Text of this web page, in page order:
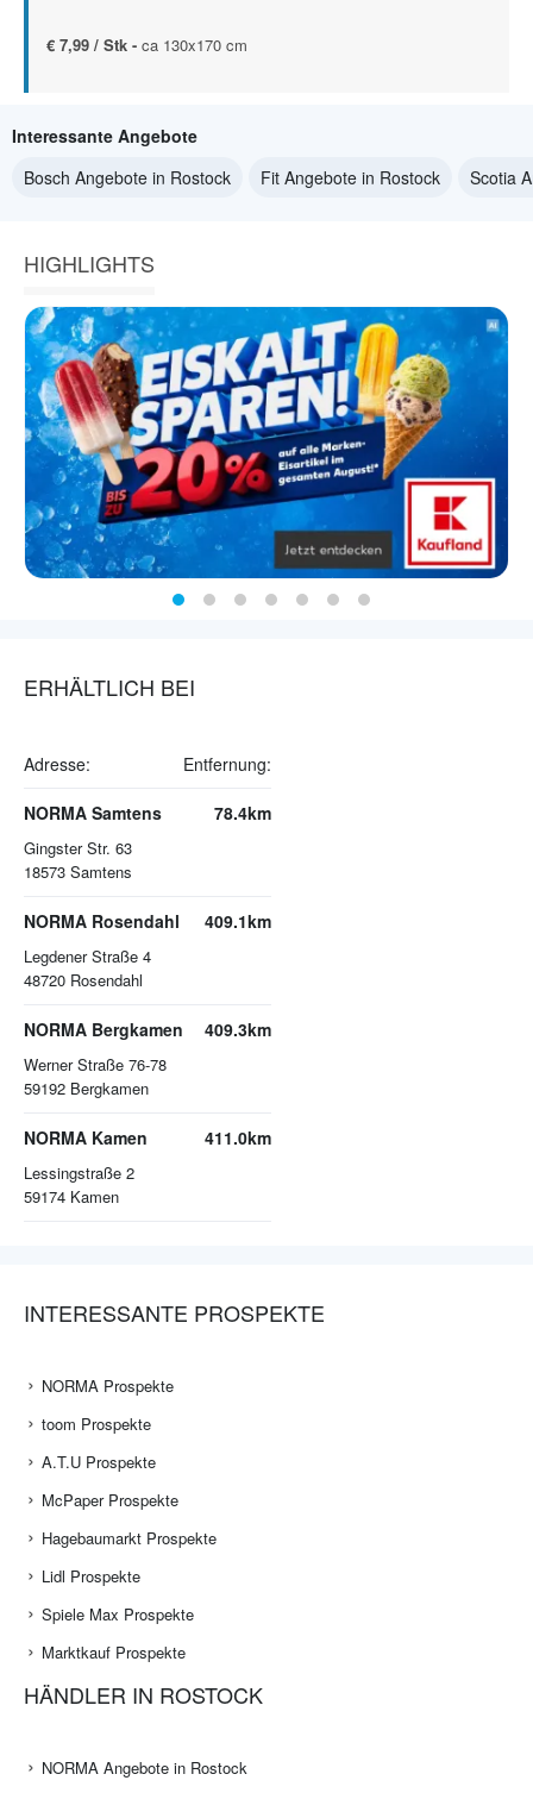
€ 7,99 / Stk - ca 130x170 cm
Interessante Angebote
Bosch Angebote in Rostock
Fit Angebote in Rostock Scotia
HIGHLIGHTS
ERHÄLTLICH BEI
Adresse: Entfernung:
NORMA Samtens
Gingster Str. 63
18573 Samtens
78.4km
NORMA Rosendahl
Legdener Straße 4
48720 Rosendahl
409.1km
NORMA Bergkamen
Werner Straße 76-78
59192 Bergkamen
409.3km
NORMA Kamen
Lessingstraße 2
59174 Kamen
411.0km
INTERESSANTE PROSPEKTE
NORMA Prospekte
toom Prospekte
A.T.U Prospekte
McPaper Prospekte
Hagebaumarkt Prospekte
Lidl Prospekte
Spiele Max Prospekte
Marktkauf Prospekte
HÄNDLER IN ROSTOCK
NORMA Angebote in Rostock